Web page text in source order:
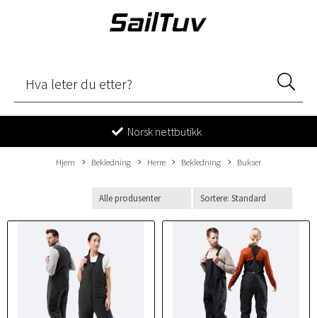
Norsk nettbutikk
Hjem Bekledning Herre Bekledning Bukser